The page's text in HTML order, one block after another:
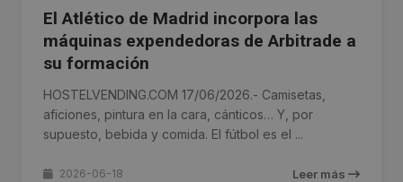
El Atlético de Madrid incorpora las
máquinas expendedoras de Arbitrade a
su formación
HOSTELVENDING.COM 17/06/2026.- Camisetas,
aficiones, pintura en la cara, cánticos… Y, por
supuesto, bebida y comida. El fútbol es el ...
2026-06-18 Leer más